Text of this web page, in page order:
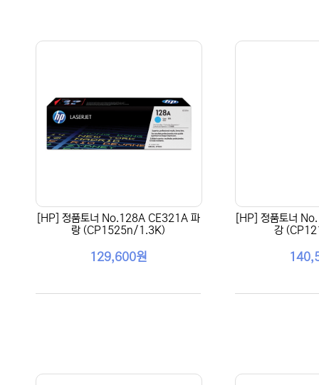
[HP] 정품토너 No.128A CE321A 파
랑 (CP1525n/1.3K)
129,600원
[HP] 정품토너
강